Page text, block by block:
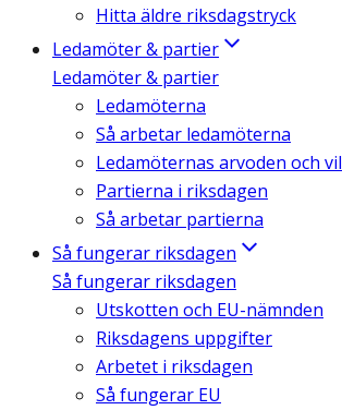
Hitta äldre riksdagstryck
Ledamöter & partier
Ledamöter & partier
Ledamöterna
Så arbetar ledamöterna
Ledamöternas arvoden och
Partierna i riksdagen
Så arbetar partierna
Så fungerar riksdagen
Så fungerar riksdagen
Utskotten och EU-nämnden
Riksdagens uppgifter
Arbetet i riksdagen
Så fungerar EU